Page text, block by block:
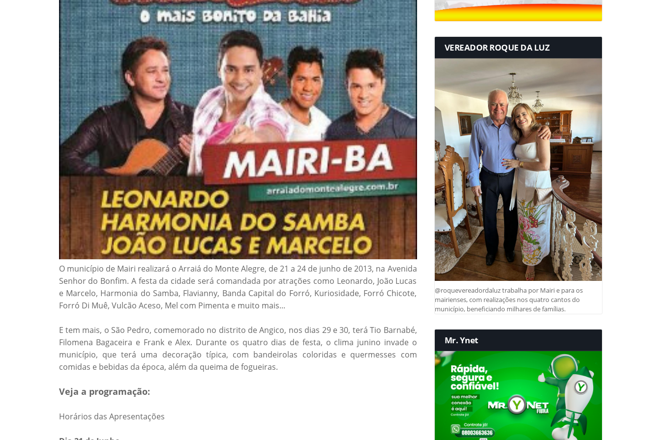
O município de Mairi realizará o Arraiá do Monte Alegre, de 21 a 24 de junho de 2013, na Avenida
Senhor do Bonfim. A festa da cidade será comandada por atrações como Leonardo, João Lucas
e Marcelo, Harmonia do Samba, Flavianny, Banda Capital do Forró, Kuriosidade, Forró Chicote,
Forró Di Muê, Vulcão Aceso, Mel com Pimenta e muito mais...
E tem mais, o São Pedro, comemorado no distrito de Angico, nos dias 29 e 30, terá Tio Barnabé,
Filomena Bagaceira e Frank e Alex. Durante os quatro dias de festa, o clima junino invade o
município, que terá uma decoração típica, com bandeirolas coloridas e quermesses com
comidas e bebidas da época, além da queima de fogueiras.
Veja a programação:
Horários das Apresentações
VEREADOR ROQUE DA LUZ
@roquevereadordaluz trabalha por Mairi e para os
mairienses, com realizações nos quatro cantos do
município, beneficiando milhares de famílias.
Mr. Ynet